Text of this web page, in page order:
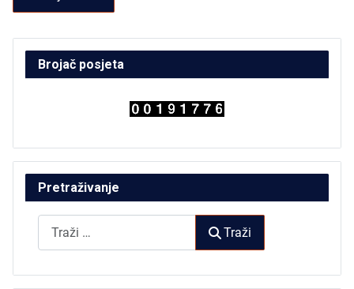
Brojač posjeta
Pretraživanje
Traži